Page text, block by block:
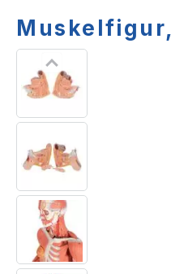
Zum
Ende
der
springen
Zum
Anfang
der
springen